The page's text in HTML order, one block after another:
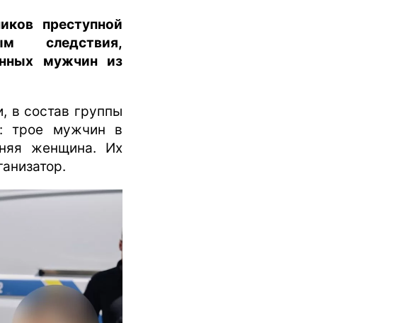
преступной
следствия,
мужчин из
в состав группы
трое мужчин в
женщина. Их